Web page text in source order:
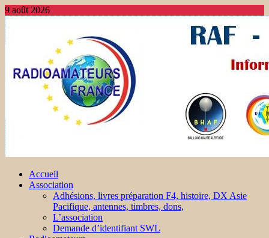
9 août 2026
Accueil
Association
Adhésions, livres préparation F4, histoire, DX Asie
Pacifique, antennes, timbres, dons,
L’association
Demande d’identifiant SWL